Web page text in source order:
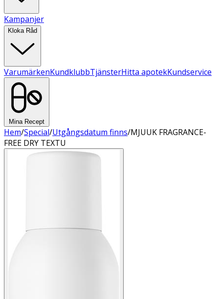
Kampanjer
Kloka Råd
VarumärkenKundklubbTjänsterHitta apotekKundservice
Mina Recept
Hem/Special/Utgångsdatum finns/MJUUK FRAGRANCE-
FREE DRY TEXTU